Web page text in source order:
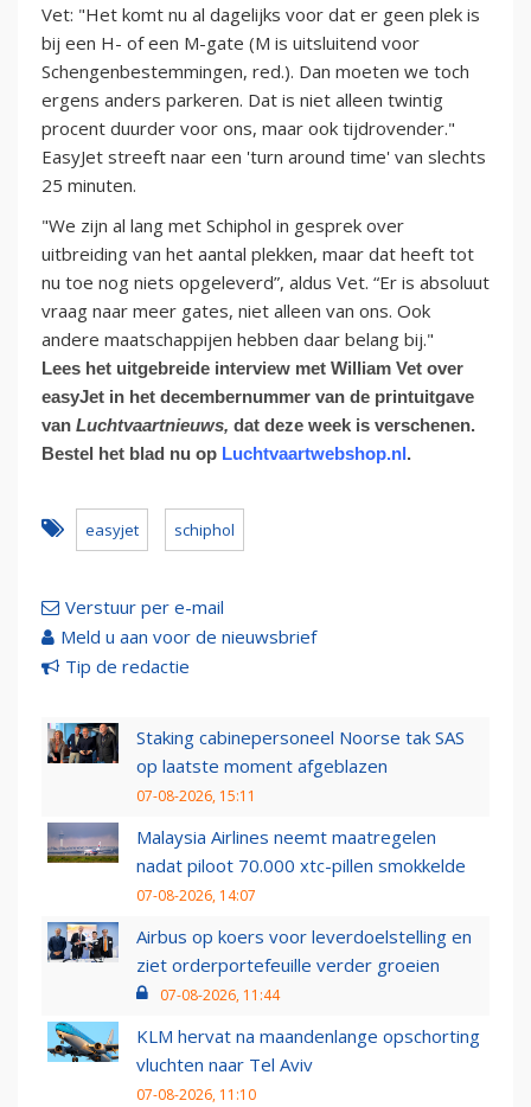
Vet: "Het komt nu al dagelijks voor dat er geen plek is
bij een H- of een M-gate (M is uitsluitend voor
Schengenbestemmingen, red.). Dan moeten we toch
ergens anders parkeren. Dat is niet alleen twintig
procent duurder voor ons, maar ook tijdrovender."
EasyJet streeft naar een 'turn around time' van slechts
25 minuten.
"We zijn al lang met Schiphol in gesprek over
uitbreiding van het aantal plekken, maar dat heeft tot
nu toe nog niets opgeleverd”, aldus Vet. “Er is absoluut
vraag naar meer gates, niet alleen van ons. Ook
andere maatschappijen hebben daar belang bij."
Lees het uitgebreide interview met William Vet over
easyJet in het decembernummer van de printuitgave
van Luchtvaartnieuws, dat deze week is verschenen.
Bestel het blad nu op Luchtvaartwebshop.nl.
easyjet schiphol
Verstuur per e-mail
Meld u aan voor de nieuwsbrief
Tip de redactie
Staking cabinepersoneel Noorse tak SAS
op laatste moment afgeblazen
07-08-2026, 15:11
Malaysia Airlines neemt maatregelen
nadat piloot 70.000 xtc-pillen smokkelde
07-08-2026, 14:07
Airbus op koers voor leverdoelstelling en
ziet orderportefeuille verder groeien
07-08-2026, 11:44
KLM hervat na maandenlange opschorting
vluchten naar Tel Aviv
07-08-2026, 11:10